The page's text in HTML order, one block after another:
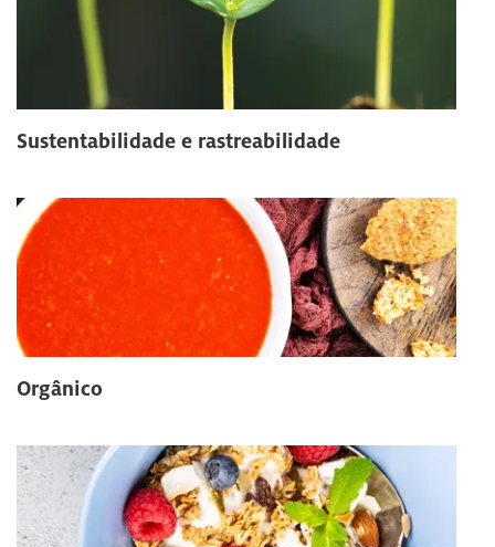
Sustentabilidade e rastreabilidade
Orgânico